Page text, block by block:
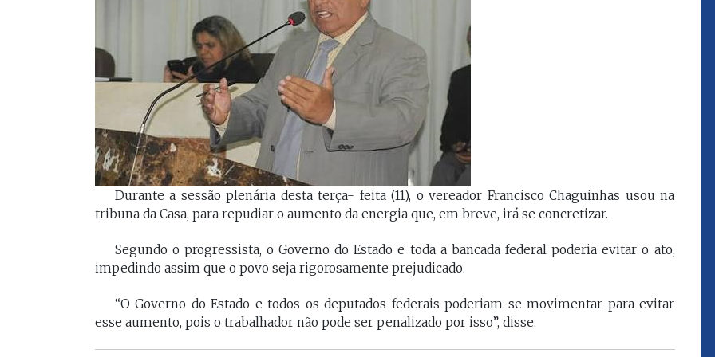
Durante a sessão plenária desta terça- feita (11), o vereador Francisco Chaguinhas usou na
tribuna da Casa, para repudiar o aumento da energia que, em breve, irá se concretizar.
Segundo o progressista, o Governo do Estado e toda a bancada federal poderia evitar o ato,
impedindo assim que o povo seja rigorosamente prejudicado.
“O Governo do Estado e todos os deputados federais poderiam se movimentar para evitar
esse aumento, pois o trabalhador não pode ser penalizado por isso”, disse.
porque nós temos
mais convergências do
divergências, somos da
geração.
FELIPE CAMARÃO
Procurador federal de
carreira e professor da
UFMA, foi presidente do
Procon/MA e atuou como
secretários da Segep,
Secma, Segov e Seduc. É
Maranhão desde 2023.
Vossa Excelência que eu estou
fora."
PAULO VELTEN
Desembargador
maranhense desde março
de 2007. Ocupou o cargo de
diretor da Escola Superior
da Magistratura do
Maranhão (ESMAM) no
biênio 2017/2018 e de
corregedor-geral da Justiça
2020/2022. Foi presidente
do Tribunal de Justiça do
Maranhão para o Biênio
biênio 2022/2024. É
presidente do TJMA no
biênio 2024/2026.